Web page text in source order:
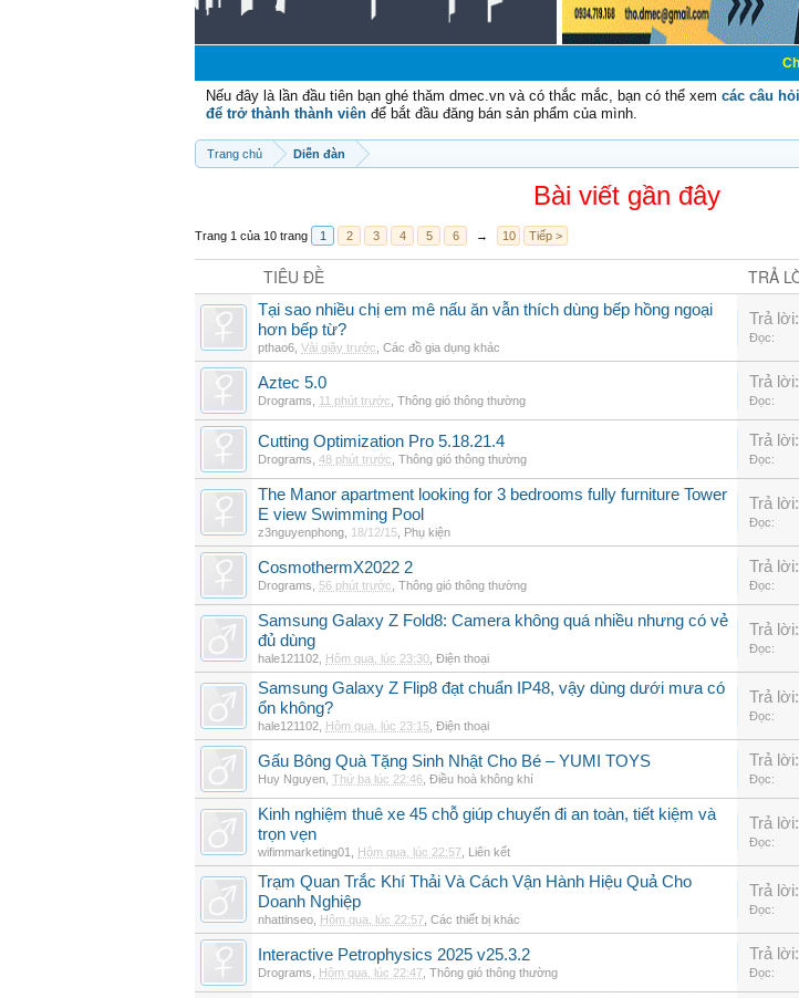
Chào mừng
Nếu đây là lần đầu tiên bạn ghé thăm dmec.vn và có thắc mắc, bạn có thể xem các câu
để trở thành thành viên để bắt đầu đăng bán sản phẩm của mình.
Trang chủ Diễn đàn
Bài viết gần đây
Trang 1 của 10 trang 1 2 3 4 5 6 → 10 Tiếp >
TIÊU ĐỀ TRẢ
Tại sao nhiều chị em mê nấu ăn vẫn thích dùng bếp hồng ngoại
hơn bếp từ?
pthao6 Vài giây trước Các đồ gia dụng khác
Trả lời:
Đọc:
Aztec 5.0
Drograms 11 phút trước Thông gió thông thường
Trả lời:
Đọc:
Cutting Optimization Pro 5.18.21.4
Drograms 48 phút trước Thông gió thông thường
Trả lời:
Đọc:
The Manor apartment looking for 3 bedrooms fully furniture Tower
E view Swimming Pool
z3nguyenphong 18/12/15 Phụ kiện
Trả lời:
Đọc:
CosmothermX2022 2
Drograms 56 phút trước Thông gió thông thường
Trả lời:
Đọc:
Samsung Galaxy Z Fold8: Camera không quá nhiều nhưng có vẻ
đủ dùng
hale121102 Hôm qua, lúc 23:30 Điện thoại
Trả lời:
Đọc:
Samsung Galaxy Z Flip8 đạt chuẩn IP48, vậy dùng dưới mưa có
ổn không?
hale121102 Hôm qua, lúc 23:15 Điện thoại
Trả lời:
Đọc:
Gấu Bông Quà Tặng Sinh Nhật Cho Bé – YUMI TOYS
Huy Nguyen Thứ ba lúc 22:46 Điều hoà không khí
Trả lời:
Đọc:
Kinh nghiệm thuê xe 45 chỗ giúp chuyến đi an toàn, tiết kiệm và
trọn vẹn
wifimmarketing01 Hôm qua, lúc 22:57 Liên kết
Trả lời:
Đọc:
Trạm Quan Trắc Khí Thải Và Cách Vận Hành Hiệu Quả Cho
Doanh Nghiệp
nhattinseo Hôm qua, lúc 22:57 Các thiết bị khác
Trả lời:
Đọc:
Interactive Petrophysics 2025 v25.3.2
Drograms Hôm qua, lúc 22:47 Thông gió thông thường
Trả lời:
Đọc: